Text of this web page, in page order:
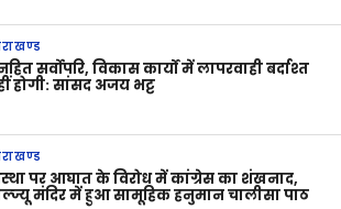
सर्वोपरि, विकास कार्यों में लापरवाही बर्दाश्त
होगी: सांसद अजय भट्ट
पर आघात के विरोध में कांग्रेस का शंखनाद,
मंदिर में हुआ सामूहिक हनुमान चालीसा पाठ